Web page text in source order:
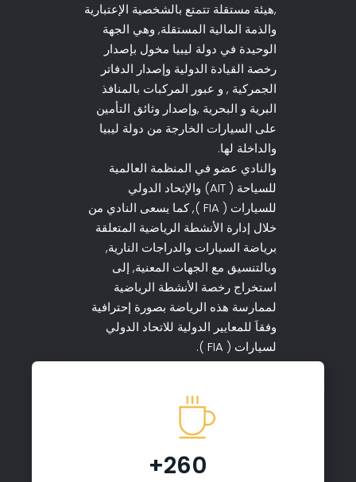
,هيئة مستقلة تتمتع بالشخصية الإعتبارية
والذمة المالية المستقلة, وهي الجهة
الوحيدة في دولة ليبيا مخول بإصدار
رخصة القيادة الدولية وإصدار الدفاتر
الجمركية , و عبور المركبات بالمنافذ
البرية و البحرية ,وإصدار وثائق التأمين
على السيارات الخارجة من دولة ليبيا
والداخلة لها.
والنادي عضو في المنظمة العالمية
للسياحة ( AIT) والإتحاد الدولي
للسيارات ( FIA ), كما يسعى النادي من
خلال إدارة الأنشطة الرياضية المتعلقة
برياضة السيارات والدراجات النارية,
وبالتنسيق مع الجهات المعنية, إلى
استخراج رخصة الأنشطة الرياضية
لممارسة هذه الرياضة بصورة إحترافية
وفقاَ للمعايير الدولية للاتحاد الدولي
لسيارات ( FIA ).
260+